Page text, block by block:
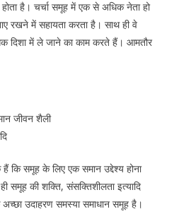
है। चर्चा समूह में एक से अधिक नेता हो
रखने में सहायता करता है। साथ ही वे
दिशा में ले जाने का काम करते हैं। आमतौर
जीवन शैली
कि समूह के लिए एक समान उद्देश्य होना
समूह की शक्ति, संसक्तिशीलता इत्यादि
अच्छा उदाहरण समस्या समाधान समूह है।